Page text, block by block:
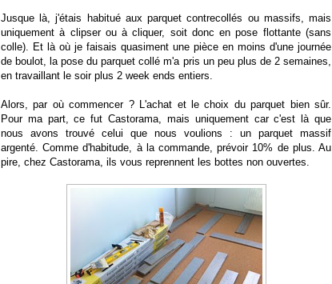
Jusque là, j'étais habitué aux parquet contrecollés ou massifs, mais
uniquement à clipser ou à cliquer, soit donc en pose flottante (sans
colle). Et là où je faisais quasiment une pièce en moins d'une journée
de boulot, la pose du parquet collé m'a pris un peu plus de 2 semaines,
en travaillant le soir plus 2 week ends entiers.
Alors, par où commencer ? L'achat et le choix du parquet bien sûr.
Pour ma part, ce fut Castorama, mais uniquement car c'est là que
nous avons trouvé celui que nous voulions : un parquet massif
argenté. Comme d'habitude, à la commande, prévoir 10% de plus. Au
pire, chez Castorama, ils vous reprennent les bottes non ouvertes.